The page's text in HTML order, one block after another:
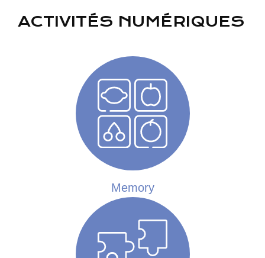
LES CADEAUX D’ASTON
de Uzi Geffenblad, Lotta Geffenblad (Suède, 2012, 9
Aston a hâte de fêter son anniversaire ! En attendant, il
empaquette tout ce qui lui tombe sous la main. Le jour
tant attendu arrive enfin mais rien ne se passe comme
ACTIVITÉS NUMÉRIQUES
Memory